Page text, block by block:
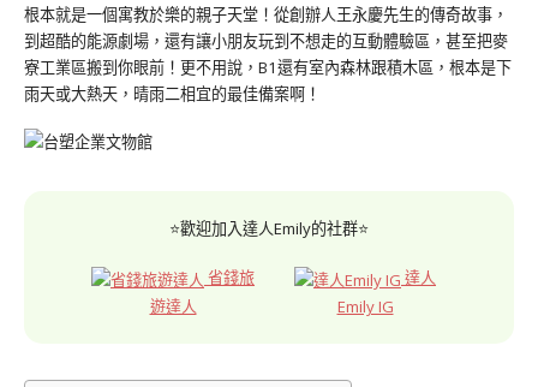
根本就是一個寓教於樂的親子天堂！從創辦人王永慶先生的傳奇故事，
到超酷的能源劇場，還有讓小朋友玩到不想走的互動體驗區，甚至把麥
寮工業區搬到你眼前！更不用說，B1還有室內森林跟積木區，根本是下
雨天或大熱天，晴雨二相宜的最佳備案啊！
⭐歡迎加入達人Emily的社群⭐
省錢旅
遊達人
達人
Emily IG